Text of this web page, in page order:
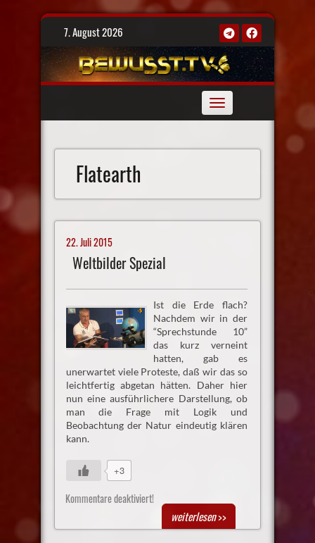
Skip
7. August 2026
Toggle
navigation
Flatearth
22. Juli 2015
Weltbilder Spezial
Ist die Erde flach?
Nachdem wir in der
“Sprechstunde 10”
das kurz verneint
hatten, gab es
unerwartet viele Proteste, daß wir das so
leichtfertig abgetan hätten. Daher hier
nun eine ausführlichere Darstellung, ob
man die Frage mit Logik und
Beobachtung der Natur eindeutig klären
kann.
+3
Kommentare deaktiviert!
weiterlesen>>